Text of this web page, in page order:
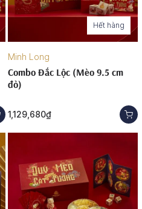
Hết hàng
Minh Long
Combo Đắc Lộc (Mèo 9.5 cm
đỏ)
1,129,680₫